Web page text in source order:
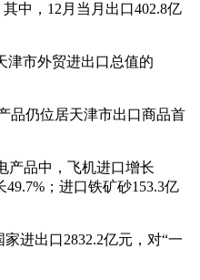
中，12月当月出口402.8亿
津市外贸进出口总值的
品仍位居天津市出口商品首
产品中，飞机进口增长
；进口铁矿砂153.3亿
进出口2832.2亿元，对“一